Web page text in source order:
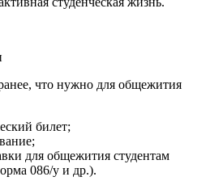
что нужно для общежития
билет;
для общежития студентам
086/у и др.).